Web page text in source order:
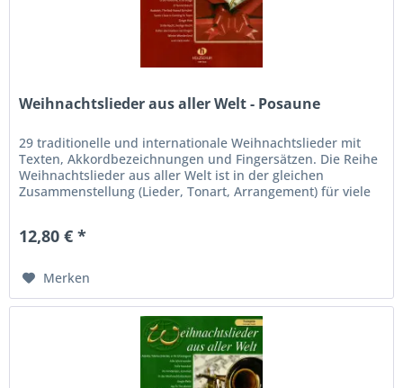
Weihnachtslieder aus aller Welt - Posaune
29 traditionelle und internationale Weihnachtslieder mit
Texten, Akkordbezeichnungen und Fingersätzen. Die Reihe
Weihnachtslieder aus aller Welt ist in der gleichen
Zusammenstellung (Lieder, Tonart, Arrangement) für viele
12,80 € *
Merken